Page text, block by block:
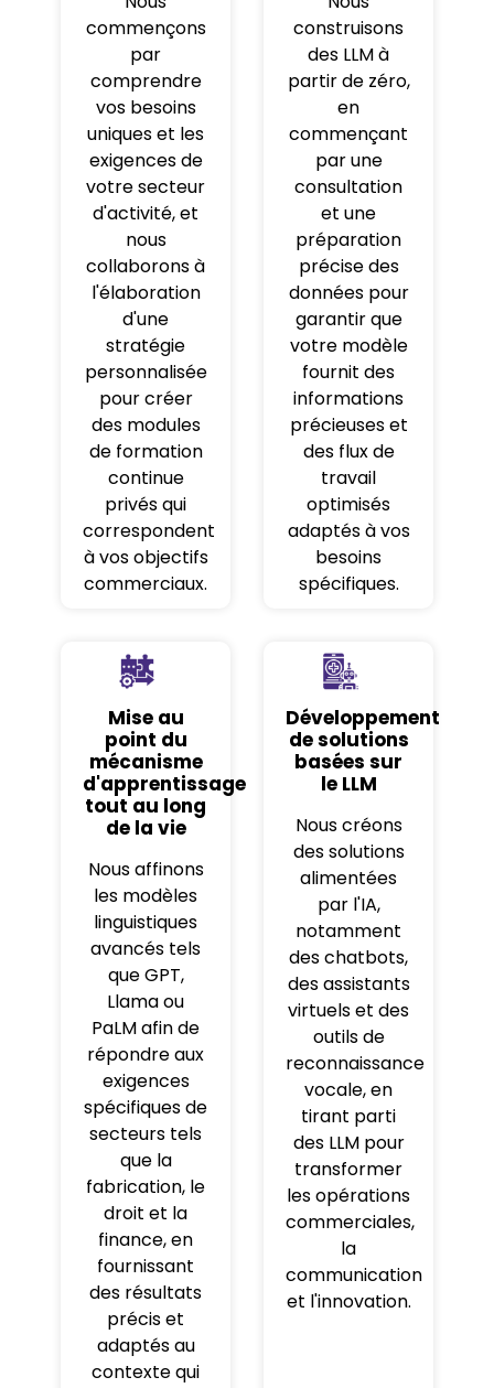
commençons
par
comprendre
vos besoins
uniques et les
exigences de
votre secteur
d'activité, et
nous
collaborons à
l'élaboration
d'une
stratégie
personnalisée
pour créer
des modules
de formation
continue
privés qui
correspondent
à vos objectifs
commerciaux.
construisons
des LLM à
partir de zéro,
en
commençant
par une
consultation
et une
préparation
précise des
données pour
garantir que
votre modèle
fournit des
informations
précieuses et
des flux de
travail
optimisés
adaptés à vos
besoins
spécifiques.
Mise au
point du
mécanisme
d'apprentissage
tout au long
de la vie
Nous affinons
les modèles
linguistiques
avancés tels
que GPT,
Llama ou
PaLM afin de
répondre aux
exigences
spécifiques de
secteurs tels
que la
fabrication, le
droit et la
finance, en
fournissant
des résultats
précis et
adaptés au
contexte qui
Développement
de solutions
basées sur
le LLM
Nous créons
des solutions
alimentées
par l'IA,
notamment
des chatbots,
des assistants
virtuels et des
outils de
reconnaissance
vocale, en
tirant parti
des LLM pour
transformer
les opérations
commerciales,
la
communication
et l'innovation.